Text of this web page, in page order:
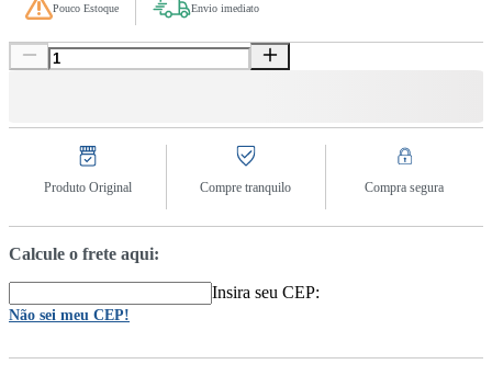
Pouco Estoque Envio imediato
Produto Original Compre tranquilo Compra segura
Calcule o frete aqui:
Insira seu CEP:
Não sei meu CEP!